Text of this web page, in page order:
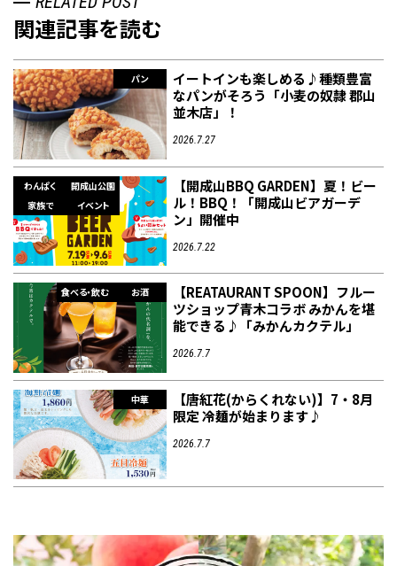
関連記事を読む
パン
イートインも楽しめる♪種類豊富
なパンがそろう「小麦の奴隷 郡山
並木店」！
2026.7.27
わんぱく
開成山公園
家族で
イベント
【開成山BBQ GARDEN】夏！ビー
ル！BBQ！「開成山ビアガーデ
ン」開催中
2026.7.22
食べる・飲む お酒
【REATAURANT SPOON】フルー
ツショップ青木コラボ みかんを堪
能できる♪「みかんカクテル」
2026.7.7
中華
【唐紅花(からくれない)】7・8月
限定 冷麺が始まります♪
2026.7.7